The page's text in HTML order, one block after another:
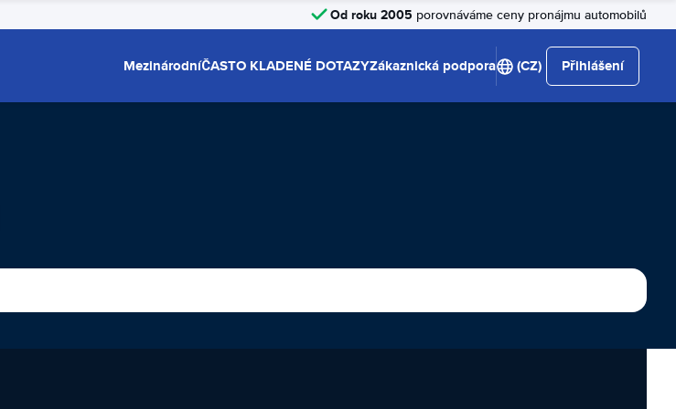
Od roku 2005 porovnáváme ceny pronájmu automobilů
MezinárodníČASTO KLADENÉ DOTAZYZákaznická podpora (CZ) Přihlášení